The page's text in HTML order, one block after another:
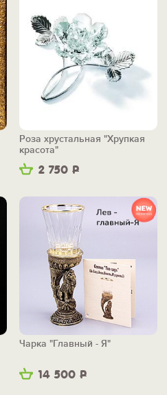
2 750 Р
Роза хрустальная "Хрупкая
красота"
14 500 Р
Чарка "Главный - Я"